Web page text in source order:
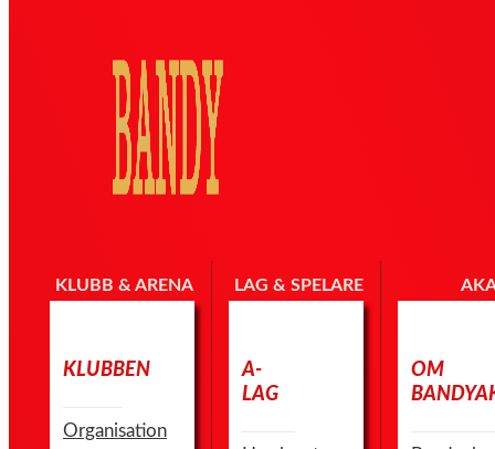
KLUBB & ARENA
KLUBBEN
Organisation
LAG & SPELARE
A-
LAG
OM